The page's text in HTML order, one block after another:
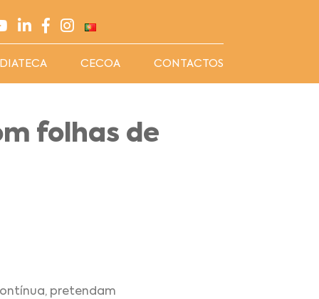
CECOA CONTACTOS
folhas de
pretendam